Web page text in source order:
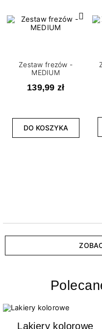
Zestaw frezów -
MEDIUM
139,99 zł
DO KOSZYKA
Lakiery kolorowe